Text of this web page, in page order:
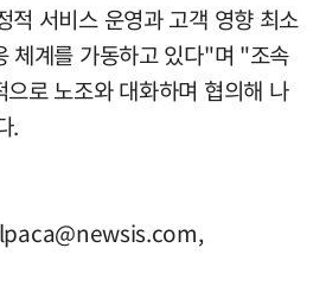
적 서비스 운영과 고객 영향 최소
체계를 가동하고 있다"며 "조속
로 노조와 대화하며 협의해 나
.
,